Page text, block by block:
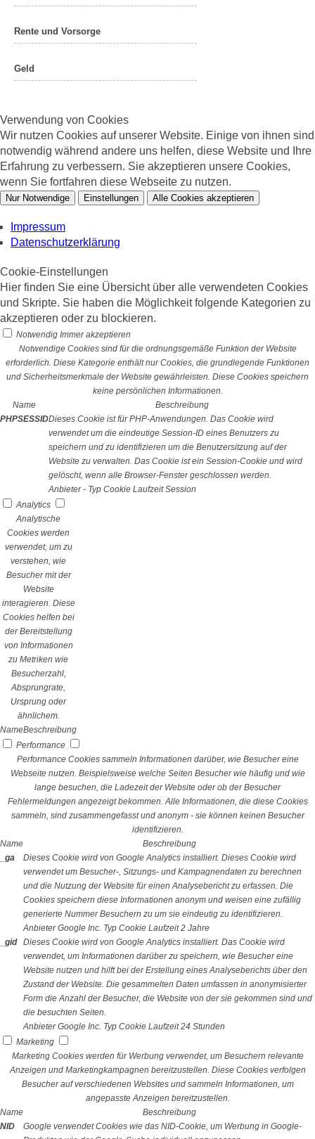
Rente und Vorsorge
Geld
Verwendung von Cookies
Wir nutzen Cookies auf unserer Website. Einige von ihnen sind
notwendig während andere uns helfen, diese Website und Ihre
Erfahrung zu verbessern. Sie akzeptieren unsere Cookies,
wenn Sie fortfahren diese Webseite zu nutzen.
Nur Notwendige Einstellungen Alle Cookies akzeptieren
Impressum
Datenschutzerklärung
Cookie-Einstellungen
Hier finden Sie eine Übersicht über alle verwendeten Cookies
und Skripte. Sie haben die Möglichkeit folgende Kategorien zu
akzeptieren oder zu blockieren.
Notwendig Immer akzeptieren
Notwendige Cookies sind für die ordnungsgemäße Funktion der Website
erforderlich. Diese Kategorie enthält nur Cookies, die grundlegende Funktionen
und Sicherheitsmerkmale der Website gewährleisten. Diese Cookies speichern
keine persönlichen Informationen.
Name
Beschreibung
PHPSESSIDDieses Cookie ist für PHP-Anwendungen. Das Cookie wird
verwendet um die eindeutige Session-ID eines Benutzers zu
speichern und zu identifizieren um die Benutzersitzung auf der
Website zu verwalten. Das Cookie ist ein Session-Cookie und wird
gelöscht, wenn alle Browser-Fenster geschlossen werden.
Anbieter - Typ Cookie Laufzeit Session
Analytics
Analytische
Cookies werden
verwendet, um zu
verstehen, wie
Besucher mit der
Website
interagieren. Diese
Cookies helfen bei
der Bereitstellung
von Informationen
zu Metriken wie
Besucherzahl,
Absprungrate,
Ursprung oder
ähnlichem.
NameBeschreibung
Performance
Performance Cookies sammeln Informationen darüber, wie Besucher eine
Webseite nutzen. Beispielsweise welche Seiten Besucher wie häufig und wie
lange besuchen, die Ladezeit der Website oder ob der Besucher
Fehlermeldungen angezeigt bekommen. Alle Informationen, die diese Cookies
sammeln, sind zusammengefasst und anonym - sie können keinen Besucher
identifizieren.
Name
Beschreibung
_ga
Dieses Cookie wird von Google Analytics installiert. Dieses Cookie wird
verwendet um Besucher-, Sitzungs- und Kampagnendaten zu berechnen
und die Nutzung der Website für einen Analysebericht zu erfassen. Die
Cookies speichern diese Informationen anonym und weisen eine zufällig
generierte Nummer Besuchern zu um sie eindeutig zu identifizieren.
Anbieter Google Inc. Typ Cookie Laufzeit 2 Jahre
_gid
Dieses Cookie wird von Google Analytics installiert. Das Cookie wird
verwendet, um Informationen darüber zu speichern, wie Besucher eine
Website nutzen und hilft bei der Erstellung eines Analyseberichts über den
Zustand der Website. Die gesammelten Daten umfassen in anonymisierter
Form die Anzahl der Besucher, die Website von der sie gekommen sind und
die besuchten Seiten.
Anbieter Google Inc. Typ Cookie Laufzeit 24 Stunden
Marketing
Marketing Cookies werden für Werbung verwendet, um Besuchern relevante
Anzeigen und Marketingkampagnen bereitzustellen. Diese Cookies verfolgen
Besucher auf verschiedenen Websites und sammeln Informationen, um
angepasste Anzeigen bereitzustellen.
Name
Beschreibung
NID
Google verwendet Cookies wie das NID-Cookie, um Werbung in Google-